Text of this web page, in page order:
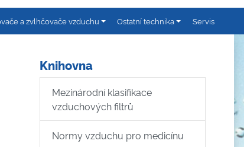
a zvlhčovače vzduchu Ostatní technika Servis
Knihovna
Mezinárodní klasifikace
vzduchových filtrů
Normy vzduchu pro medicínu